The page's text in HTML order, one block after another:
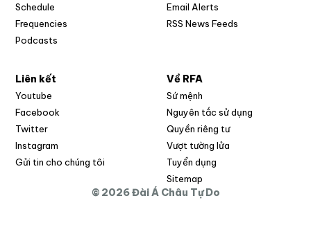
Schedule
Frequencies
Podcasts
Email Alerts
RSS News Feeds
Liên kết
Youtube
Facebook
Twitter
Instagram
Gửi tin cho chúng tôi
Về RFA
Sứ mệnh
Nguyên tắc sử dụng
Quyền riêng tư
Vượt tường lửa
Tuyển dụng
Sitemap
© 2026 Đài Á Châu Tự Do